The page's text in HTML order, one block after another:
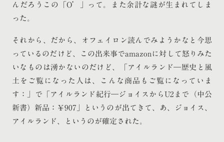
んだろうこの「O’」って。また余計な謎が生まれてしま
った。
それから、だから、オフェイロン読んでみようかなと今思
っているのだけど、この出来事でamazonに対して怒りみた
いなものは湧かないのだけど、「アイルランド―歴史と風
土をご覧になった人は、こんな商品もご覧になっていま
す：」で「アイルランド紀行―ジョイスからU2まで（中公
新書）新品：￥907」というのが出てきて、あ、ジョイス、
アイルランド、というのが確定された。